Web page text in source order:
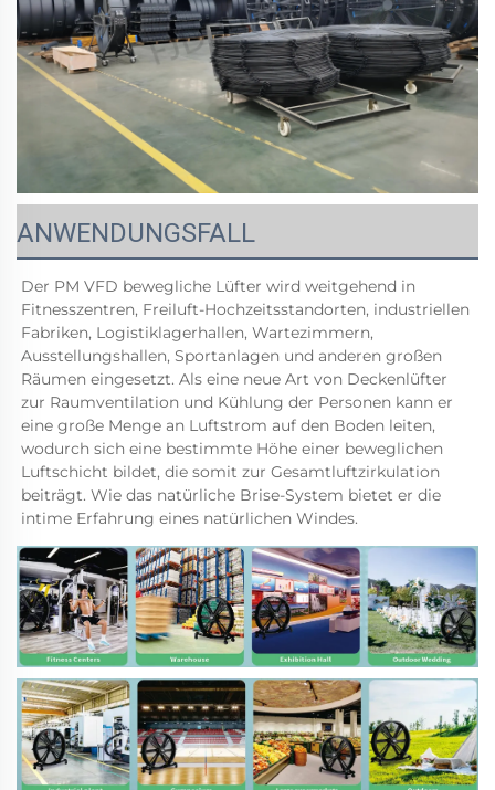
ANWENDUNGSFALL
Der PM VFD bewegliche Lüfter wird weitgehend in
Fitnesszentren, Freiluft-Hochzeitsstandorten, industriellen
Fabriken, Logistiklagerhallen, Wartezimmern,
Ausstellungshallen, Sportanlagen und anderen großen
Räumen eingesetzt. Als eine neue Art von Deckenlüfter
zur Raumventilation und Kühlung der Personen kann er
eine große Menge an Luftstrom auf den Boden leiten,
wodurch sich eine bestimmte Höhe einer beweglichen
Luftschicht bildet, die somit zur Gesamtluftzirkulation
beiträgt. Wie das natürliche Brise-System bietet er die
intime Erfahrung eines natürlichen Windes.